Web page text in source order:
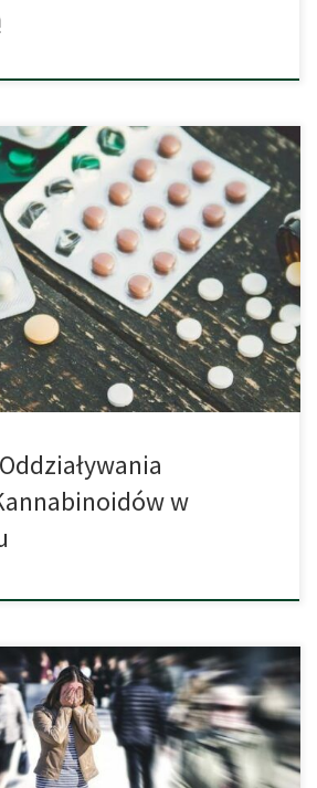
jednym z najważniejszych środków
w medycynie. Bez opiatów
byłoby niemożliwe. Żadna inna grupa
tak skutecznie, jak opiaty. W przypadku
bólów opiaty służą również jako
efekt ma również swoją ciemną stronę.
w
urojenia i halucynacje. Według studium
przyczyną było regularne
Kobieta po raz pierwszy wdychała